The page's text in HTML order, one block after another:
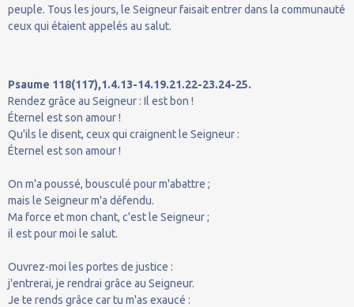
peuple. Tous les jours, le Seigneur faisait entrer dans la communauté
ceux qui étaient appelés au salut.
Psaume 118(117),1.4.13-14.19.21.22-23.24-25.
Rendez grâce au Seigneur : Il est bon !
Éternel est son amour !
Qu'ils le disent, ceux qui craignent le Seigneur :
Éternel est son amour !
On m'a poussé, bousculé pour m'abattre ;
mais le Seigneur m'a défendu.
Ma force et mon chant, c'est le Seigneur ;
il est pour moi le salut.
Ouvrez-moi les portes de justice :
j'entrerai, je rendrai grâce au Seigneur.
Je te rends grâce car tu m'as exaucé :